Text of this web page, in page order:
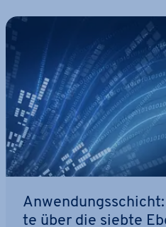
te über die siebte